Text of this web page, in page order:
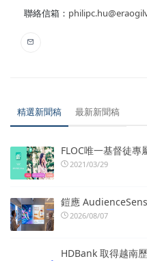
聯絡信箱：
精選新聞稿 最新新聞稿
FLOC唯一基督徒專
2021/03/29
鎧應
2026/08/07
HDBank 取得越南